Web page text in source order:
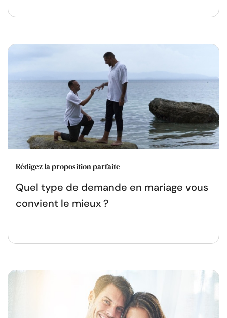
Rédigez la proposition parfaite
Quel type de demande en mariage vous
convient le mieux ?